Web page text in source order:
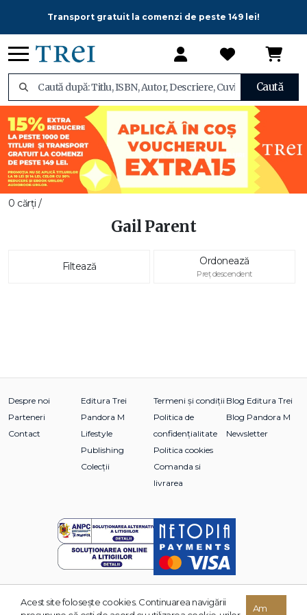
Transport gratuit la comenzi de peste 149 lei!
Caută
0 cărți /
Gail Parent
Filtează Ordonează
Preț descendent
Despre noi
Parteneri
Contact
Editura Trei
Pandora M
Lifestyle
Publishing
Colecții
Termeni și condiții
Politica de
confidențialitate
Politica cookies
Comanda si
livrarea
Blog Editura Trei
Blog Pandora M
Newsletter
© 2026 Grupul Editorial TREI. Toate drepturile rezervate.
Acest site foloseşte cookies. Continuarea navigării
Am